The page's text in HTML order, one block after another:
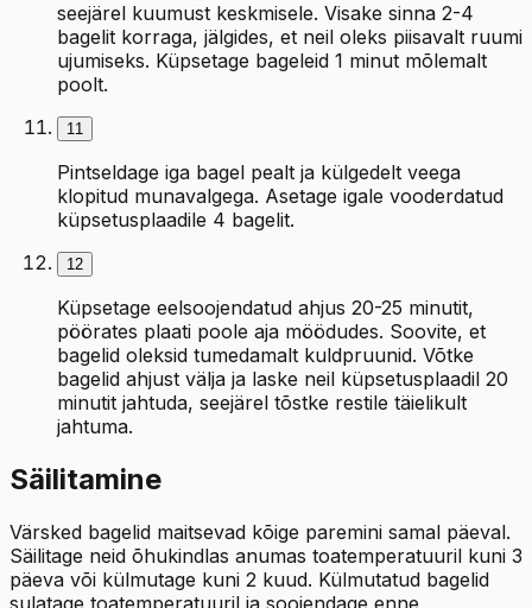
seejärel kuumust keskmisele. Visake sinna 2-4
bagelit korraga, jälgides, et neil oleks piisavalt ruumi
ujumiseks. Küpsetage bageleid 1 minut mõlemalt
poolt.
11
Pintseldage iga bagel pealt ja külgedelt veega
klopitud munavalgega. Asetage igale vooderdatud
küpsetusplaadile 4 bagelit.
12
Küpsetage eelsoojendatud ahjus 20-25 minutit,
pöörates plaati poole aja möödudes. Soovite, et
bagelid oleksid tumedamalt kuldpruunid. Võtke
bagelid ahjust välja ja laske neil küpsetusplaadil 20
minutit jahtuda, seejärel tõstke restile täielikult
jahtuma.
Säilitamine
Värsked bagelid maitsevad kõige paremini samal päeval.
Säilitage neid õhukindlas anumas toatemperatuuril kuni 3
päeva või külmutage kuni 2 kuud. Külmutatud bagelid
sulatage toatemperatuuril ja soojendage enne